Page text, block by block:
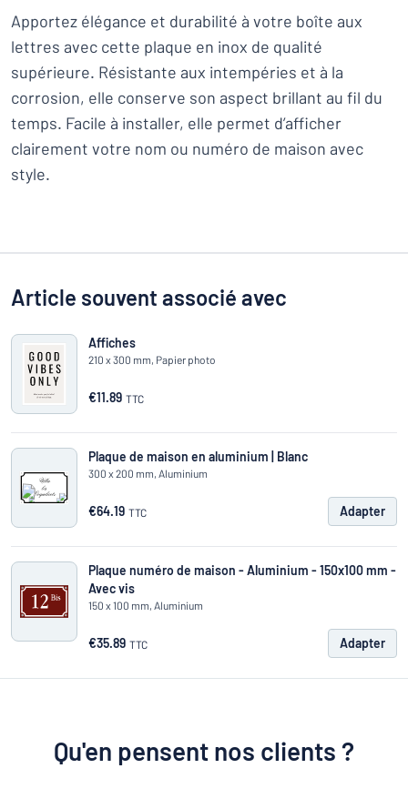
Apportez élégance et durabilité à votre boîte aux
lettres avec cette plaque en inox de qualité
supérieure. Résistante aux intempéries et à la
corrosion, elle conserve son aspect brillant au fil du
temps. Facile à installer, elle permet d’afficher
clairement votre nom ou numéro de maison avec
style.
Article souvent associé avec
Affiches
210 x 300 mm, Papier photo
€11.89 TTC
Plaque de maison en aluminium | Blanc
300 x 200 mm, Aluminium
€64.19 TTC Adapter
Plaque numéro de maison - Aluminium - 150x100 mm -
Avec vis
150 x 100 mm, Aluminium
€35.89 TTC Adapter
Qu'en pensent nos clients ?